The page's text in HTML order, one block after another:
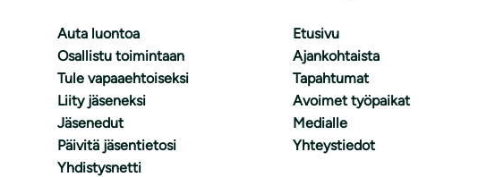
Auta luontoa
Osallistu toimintaan
Tule vapaaehtoiseksi
Liity jäseneksi
Jäsenedut
Päivitä jäsentietosi
Yhdistysnetti
Etusivu
Ajankohtaista
Tapahtumat
Avoimet työpaikat
Medialle
Yhteystiedot